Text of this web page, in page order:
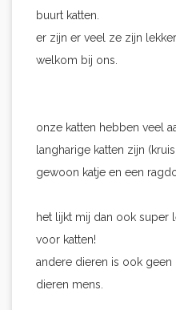
buurt katten.
er zijn er veel ze zijn
welkom bij ons.
onze katten hebben veel
langharige katten zijn
gewoon katje en een
het lijkt mij dan ook super
voor katten!
andere dieren is ook
dieren mens.